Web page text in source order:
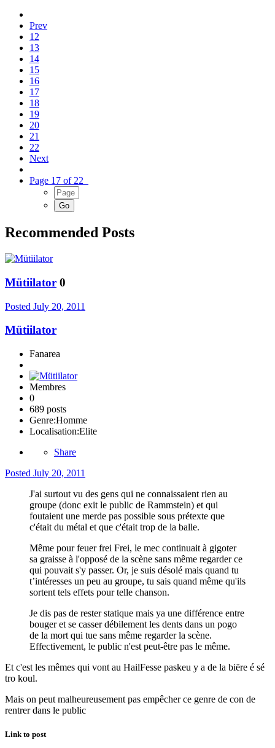
Prev
12
13
14
15
16
17
18
19
20
21
22
Next
Page 17 of 22
Recommended Posts
Mütiilator 0
Posted July 20, 2011
Mütiilator
Fanarea
Membres
0
689 posts
Genre:Homme
Localisation:Elite
Share
Posted July 20, 2011
J'ai surtout vu des gens qui ne connaissaient rien au
groupe (donc exit le public de Rammstein) et qui
foutaient une merde pas possible sous prétexte que
c'était du métal et que c'était trop de la balle.
Même pour feuer frei Frei, le mec continuait à gigoter
sa graisse à l'opposé de la scène sans même regarder ce
qui pouvait s'y passer. Or, je suis désolé mais quand tu
t’intéresses un peu au groupe, tu sais quand même qu'ils
sortent tels effets pour telle chanson.
Je dis pas de rester statique mais ya une différence entre
bouger et se casser débilement les dents dans un pogo
de la mort qui tue sans même regarder la scène.
Effectivement, le public n'est peut-être pas le même.
Et c'est les mêmes qui vont au HailFesse paskeu y a de la biëre é sé
tro koul.
Mais on peut malheureusement pas empêcher ce genre de con de
rentrer dans le public
Link to post